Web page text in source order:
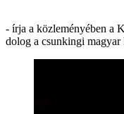
- írja a közleményében a
dolog a csunkingi